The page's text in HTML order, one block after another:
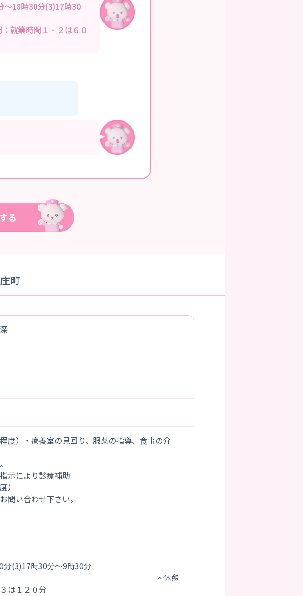
～18時30分(3)17時30
月４回以上
１・２は６０
町
度）・療養室の見回り、服薬の指導、食事の介
示により診療補助
）
い合わせ下さい。
(3)17時30分～9時30分
以上 ＊休憩
は１２０分